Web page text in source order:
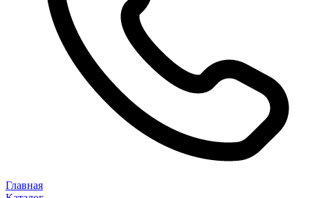
Главная